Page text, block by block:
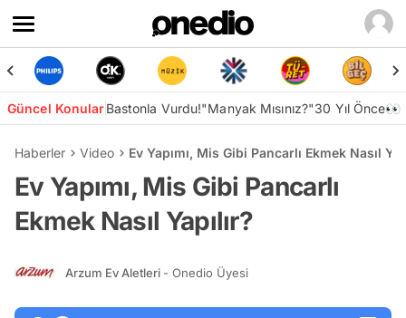
Güncel KonularBastonla Vurdu!"Manyak Mısınız?"30 Yıl Önce👀
Haberler Video Ev Yapımı, Mis Gibi Pancarlı Ekmek Nasıl
Ev Yapımı, Mis Gibi Pancarlı
Ekmek Nasıl Yapılır?
Arzum Ev Aletleri - Onedio Üyesi